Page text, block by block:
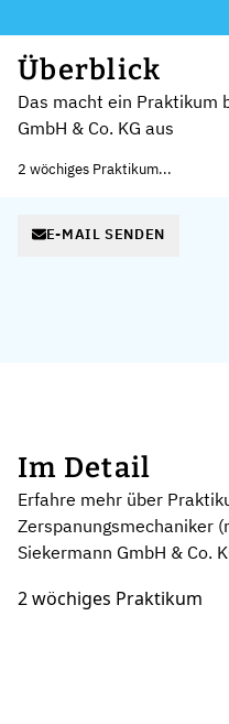
Überblick
Das macht ein Praktikum
GmbH & Co. KG aus
2 wöchiges Praktikum...
E-MAIL SENDEN
Im Detail
Erfahre mehr über
Zerspanungsmechaniker
Siekermann GmbH & Co.
2 wöchiges Praktikum